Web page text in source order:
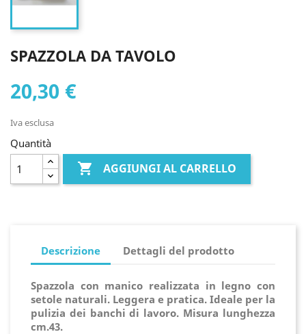
SPAZZOLA DA TAVOLO
20,30 €
Iva esclusa
Quantità
 AGGIUNGI AL CARRELLO
Descrizione Dettagli del prodotto
Spazzola con manico realizzata in legno con
setole naturali. Leggera e pratica. Ideale per la
pulizia dei banchi di lavoro. Misura lunghezza
cm.43.